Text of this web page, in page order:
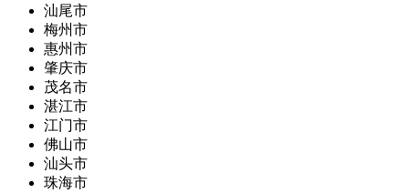
汕尾市
梅州市
惠州市
肇庆市
茂名市
湛江市
江门市
佛山市
汕头市
珠海市